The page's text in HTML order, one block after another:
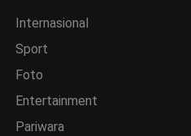
Internasional
Sport
Foto
Entertainment
Pariwara